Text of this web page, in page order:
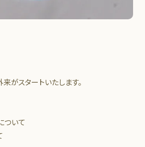
がスタートいたします。
ついて